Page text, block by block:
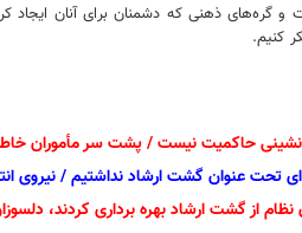
و گره‌های ذهنی که دشمنان برای آنان
کنیم.
حاکمیت نیست / پشت سر مأموران
تحت عنوان گشت ارشاد نداشتیم / نیروی
از گشت ارشاد بهره برداری کردند،